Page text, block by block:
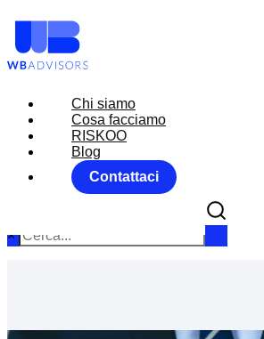
Chi siamo
Cosa facciamo
RISKOO
Blog
Contattaci
Chi siamo
Cosa facciamo
RISKOO
Blog
Contattaci
×